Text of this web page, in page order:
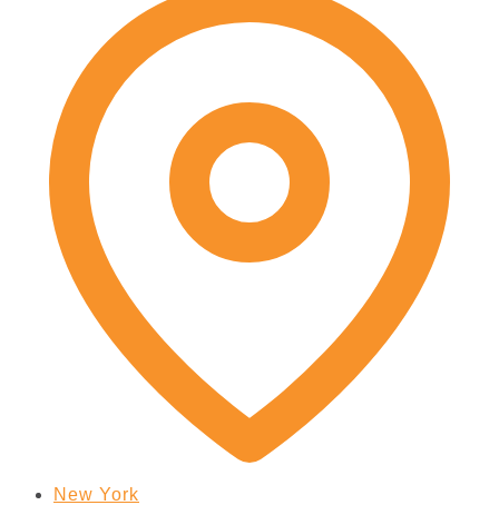
New York